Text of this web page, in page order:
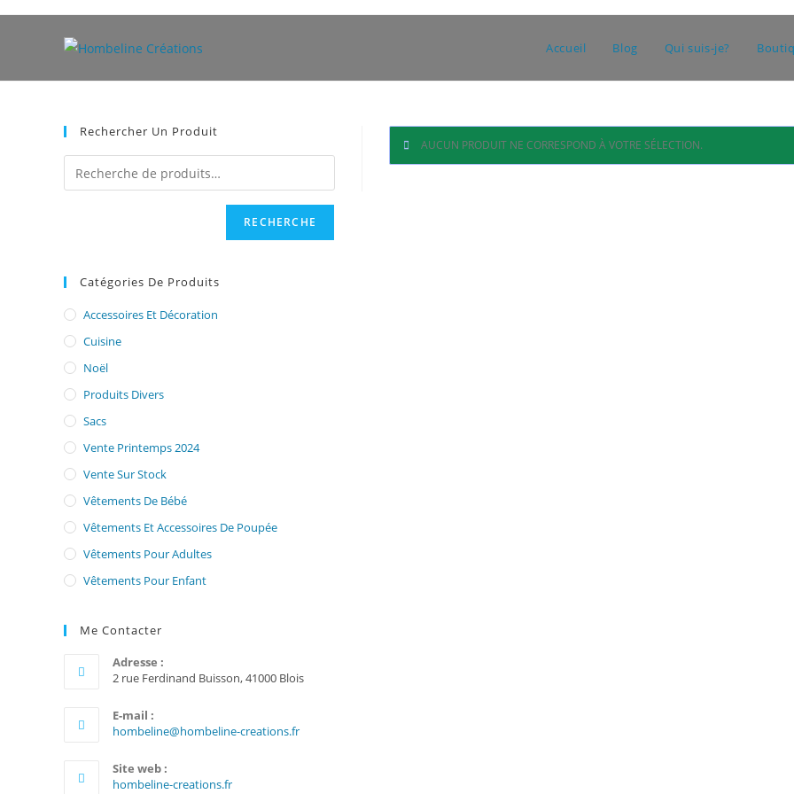
Accueil Blog Qui suis-je?
AUCUN PRODUIT NE CORRESPOND À VOTRE SÉLECTION.
Rechercher Un Produit
RECHERCHE
Catégories De Produits
Accessoires Et Décoration
Cuisine
Noël
Produits Divers
Sacs
Vente Printemps 2024
Vente Sur Stock
Vêtements De Bébé
Vêtements Et Accessoires De Poupée
Vêtements Pour Adultes
Vêtements Pour Enfant
Me Contacter
Adresse :
2 rue Ferdinand Buisson, 41000 Blois
E-mail :
hombeline@hombeline-creations.frS’ouvre
Site web :
hombeline-creations.fr